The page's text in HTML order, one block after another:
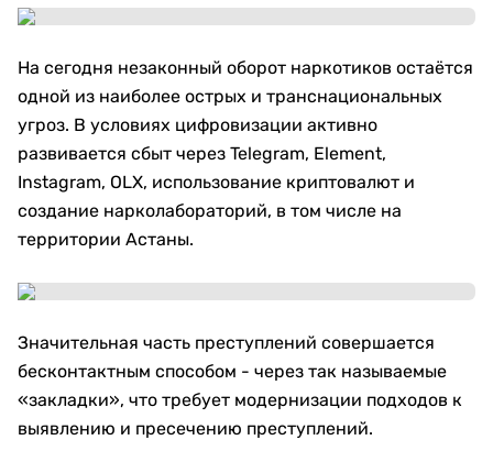
На сегодня незаконный оборот наркотиков остаётся
одной из наиболее острых и транснациональных
угроз. В условиях цифровизации активно
развивается сбыт через Telegram, Element,
Instagram, OLX, использование криптовалют и
создание нарколабораторий, в том числе на
территории Астаны.
Значительная часть преступлений совершается
бесконтактным способом - через так называемые
«закладки», что требует модернизации подходов к
выявлению и пресечению преступлений.